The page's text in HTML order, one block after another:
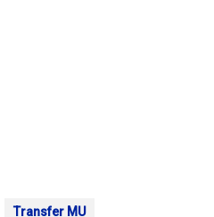
Transfer MU